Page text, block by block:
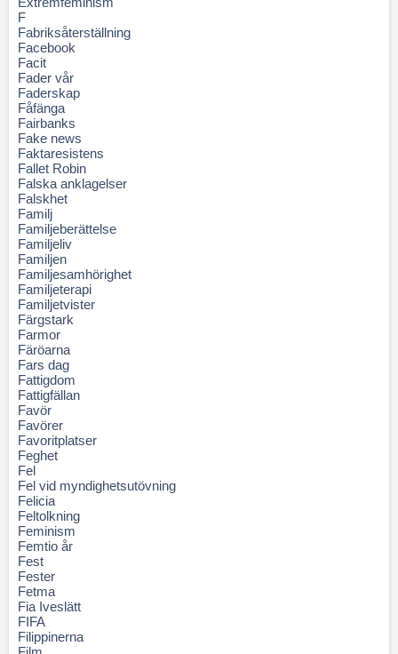
F
Fabriksåterställning
Facebook
Facit
Fader vår
Faderskap
Fåfänga
Fairbanks
Fake news
Faktaresistens
Fallet Robin
Falska anklagelser
Falskhet
Familj
Familjeberättelse
Familjeliv
Familjen
Familjesamhörighet
Familjeterapi
Familjetvister
Färgstark
Farmor
Färöarna
Fars dag
Fattigdom
Fattigfällan
Favör
Favörer
Favoritplatser
Feghet
Fel
Fel vid myndighetsutövning
Felicia
Feltolkning
Feminism
Femtio år
Fest
Fester
Fetma
Fia Iveslätt
FIFA
Filippinerna